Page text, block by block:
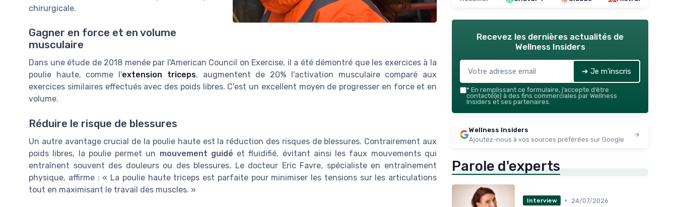
chirurgicale.
Gagner en force et en volume
musculaire
Dans une étude de 2018 menée par l'American Council on Exercise, il a été démontré que les exercices à la
poulie haute, comme l'extension triceps, augmentent de 20% l'activation musculaire comparé aux
exercices similaires effectués avec des poids libres. C'est un excellent moyen de progresser en force et en
volume.
Réduire le risque de blessures
Un autre avantage crucial de la poulie haute est la réduction des risques de blessures. Contrairement aux
poids libres, la poulie permet un mouvement guidé et fluidifié, évitant ainsi les faux mouvements qui
entraînent souvent des douleurs ou des blessures. Le docteur Eric Favre, spécialiste en entraînement
physique, affirme : « La poulie haute triceps est parfaite pour minimiser les tensions sur les articulations
tout en maximisant le travail des muscles. »
Recevez les dernières actualités de
Wellness Insiders
➔ Je m'inscris
* En remplissant ce formulaire, j’accepte d’être
contacté(e) à des fins commerciales par Wellness
Insiders et ses partenaires.
Wellness Insiders
Ajoutez-nous à vos sources préférées sur Google
Parole d'experts
Interview •
24/07/2026